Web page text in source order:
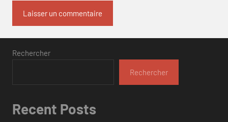
Rechercher
Rechercher
Recent Posts